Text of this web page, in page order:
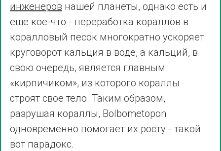
инженеров нашей планеты, однако есть и
еще кое-что - переработка кораллов в
коралловый песок многократно ускоряет
круговорот кальция в воде, а кальций, в
свою очередь, является главным
«кирпичиком», из которого кораллы
строят свое тело. Таким образом,
разрушая кораллы, Bolbometopon
одновременно помогает их росту - такой
вот парадокс.